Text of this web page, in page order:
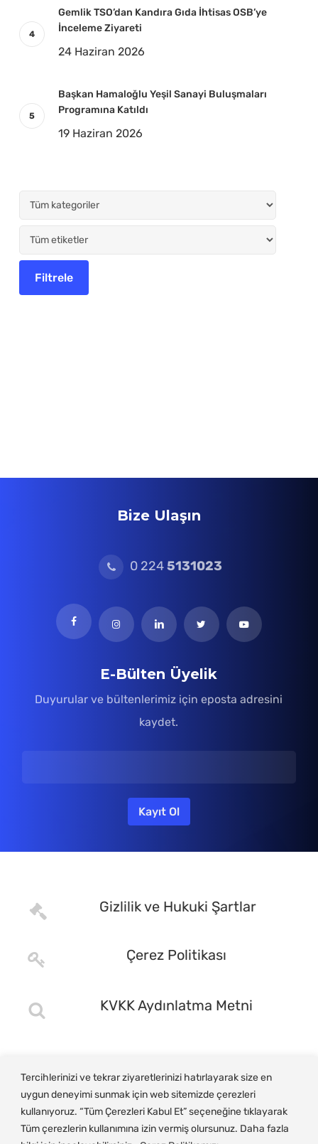
Tercihlerinizi ve tekrar ziyaretlerinizi hatırlayarak size en
uygun deneyimi sunmak için web sitemizde çerezleri
kullanıyoruz. “Tüm Çerezleri Kabul Et” seçeneğine tıklayarak
Tüm çerezlerin kullanımına izin vermiş olursunuz. Daha fazla
Gemlik TSO’dan Kandıra Gıda İhtisas OSB’ye
İnceleme Ziyareti
24 Haziran 2026
Başkan Hamaloğlu Yeşil Sanayi Buluşmaları
Programına Katıldı
19 Haziran 2026
Bize Ulaşın
0 2245131023
E-Bülten Üyelik
Duyurular ve bültenlerimiz için eposta adresini
kaydet.
Gizlilik ve Hukuki Şartlar
Çerez Politikası
KVKK Aydınlatma Metni